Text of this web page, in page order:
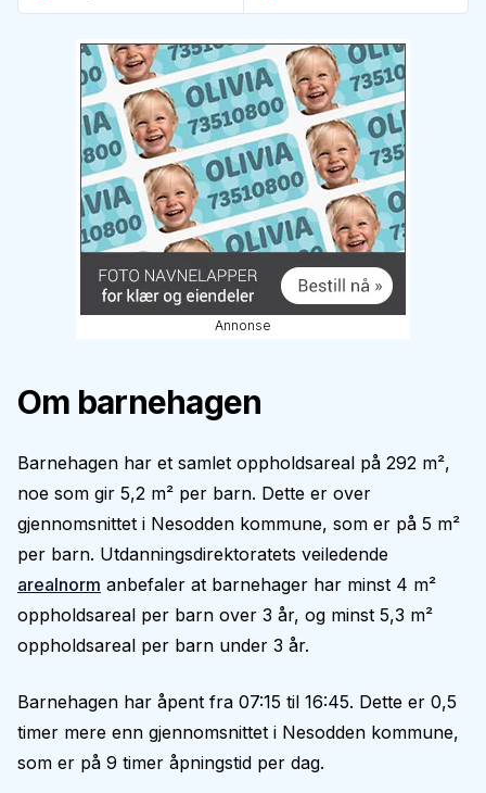
Annonse
Om barnehagen
Barnehagen har et samlet oppholdsareal på 292 m²,
noe som gir 5,2 m² per barn. Dette er over
gjennomsnittet i Nesodden kommune, som er på 5 m²
per barn. Utdanningsdirektoratets veiledende
arealnorm anbefaler at barnehager har minst 4 m²
oppholdsareal per barn over 3 år, og minst 5,3 m²
oppholdsareal per barn under 3 år.
Barnehagen har åpent fra 07:15 til 16:45. Dette er 0,5
timer mere enn gjennomsnittet i Nesodden kommune,
som er på 9 timer åpningstid per dag.